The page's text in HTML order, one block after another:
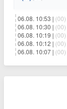
06.08. 10:53 | (00)
06.08. 10:30 | (00)
06.08. 10:19 | (00)
06.08. 10:12 | (00)
06.08. 10:07 | (00)